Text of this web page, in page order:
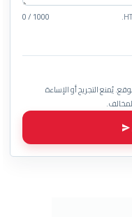
0 / 1000
يُمنع التجريح أو الإساءة